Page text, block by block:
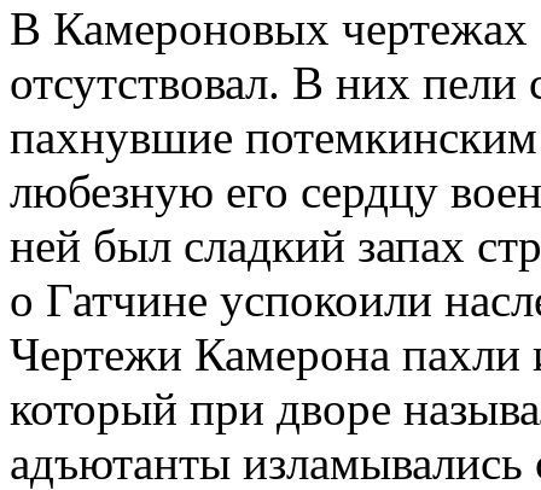
В Камероновых
отсутствовал. В них пели
пахнувшие
любезную его сердцу
ней был сладкий запах
о Гатчине успокоили
Чертежи Камерона пахли
который при дворе
адъютанты изламывались